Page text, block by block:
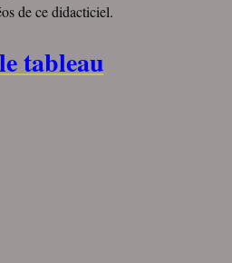
de ce didacticiel.
tableau